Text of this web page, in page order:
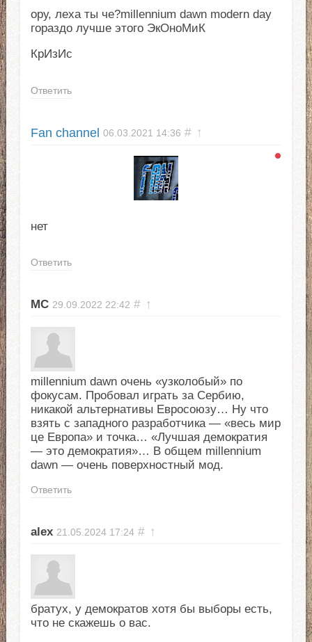
ору, леха ты че?millennium dawn modern day
гораздо лучше этого ЭкОноМиК
КрИзИс
Ответить
Fan channel 06.03.2021 14:36 # ↑
нет
Ответить
МС 29.09.2022 22:42 # ↑
millennium dawn очень «узколобый» по
фокусам. Пробовал играть за Сербию,
никакой альтернативы Евросоюзу… Ну что
взять с западного разработчика — «весь мир
це Европа» и точка… «Лучшая демократия
— это демократия»… В общем millennium
dawn — очень поверхностный мод.
Ответить
alex 21.05.2024 17:24 # ↑
братух, у демократов хотя бы выборы есть,
что не скажешь о вас.